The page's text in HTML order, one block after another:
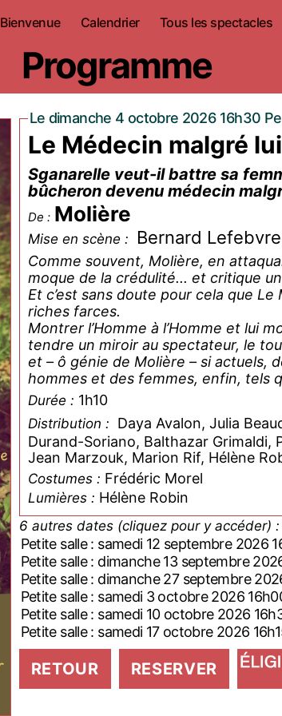
Bienvenue Calendrier Tous les spectacles
Programme
Le dimanche 4 octobre 2026 16h30
Le Médecin malgré lui
Sganarelle veut-il battre sa
bûcheron devenu médecin
De : Molière
Mise en scène : Bernard Lefebvre
Comme souvent, Molière, en
moque de la crédulité... et critique
Et c’est sans doute pour cela que
riches farces.
Montrer l’Homme à l’Homme et lui
tendre un miroir au spectateur, le
et – ô génie de Molière – si actuels,
hommes et des femmes, enfin, tels
Durée : 1h10
Distribution : Daya Avalon, Julia
Durand-Soriano, Balthazar Grimaldi,
Jean Marzouk, Marion Rif, Hélène
Costumes : Frédéric Morel
Lumières : Hélène Robin
6 autres dates (cliquez pour y accéder) :
Petite salle : samedi 12 septembre
Petite salle : dimanche 13 septembre
Petite salle : dimanche 27 septembre
Petite salle : samedi 3 octobre 2026
Petite salle : samedi 10 octobre 2026
Petite salle : samedi 17 octobre 2026